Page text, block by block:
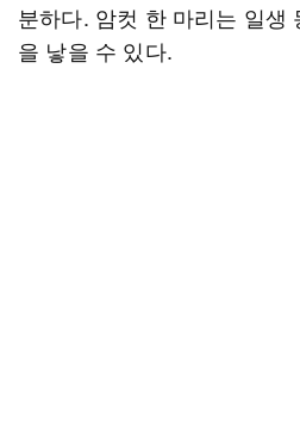
분하다. 암컷 한 마리는 일생
을 낳을 수 있다.